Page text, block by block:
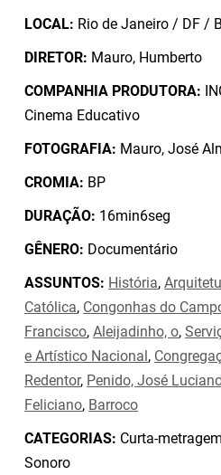
LOCAL: Rio de Janeiro / DF /
DIRETOR: Mauro, Humberto
COMPANHIA PRODUTORA:
Cinema Educativo
FOTOGRAFIA: Mauro, José
CROMIA: BP
DURAÇÃO: 16min6seg
GÊNERO: Documentário
ASSUNTOS: História,
Católica, Congonhas do
Francisco,Aleijadinho, o,
e Artístico Nacional,
Redentor, Penido, José
Feliciano, Barroco
CATEGORIAS: Curta-
Sonoro